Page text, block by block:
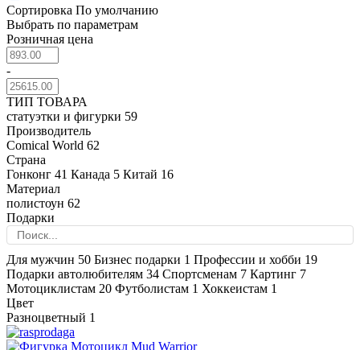
Сортировка По умолчанию
Выбрать по параметрам
Розничная цена
-
ТИП ТОВАРА
статуэтки и фигурки 59
Производитель
Comical World 62
Страна
Гонконг 41 Канада 5 Китай 16
Материал
полистоун 62
Подарки
Для мужчин 50 Бизнес подарки 1 Профессии и хобби 19
Подарки автолюбителям 34 Спортсменам 7 Картинг 7
Мотоциклистам 20 Футболистам 1 Хоккеистам 1
Цвет
Разноцветный 1